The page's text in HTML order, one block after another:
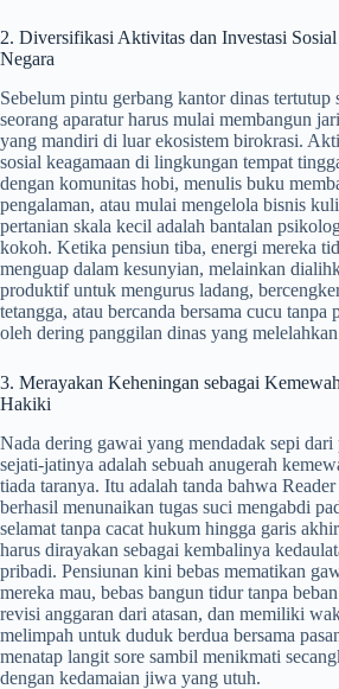
2. Diversifikasi Aktivitas dan Investasi
Negara
Sebelum pintu gerbang kantor dinas tertutup
seorang aparatur harus mulai membangun
yang mandiri di luar ekosistem birokrasi.
sosial keagamaan di lingkungan tempat
dengan komunitas hobi, menulis buku
pengalaman, atau mulai mengelola bisnis
pertanian skala kecil adalah bantalan
kokoh. Ketika pensiun tiba, energi mereka
menguap dalam kesunyian, melainkan
produktif untuk mengurus ladang,
tetangga, atau bercanda bersama cucu tanpa
oleh dering panggilan dinas yang
3. Merayakan Keheningan sebagai
Hakiki
Nada dering gawai yang mendadak sepi
sejati-jatinya adalah sebuah anugerah
tiada taranya. Itu adalah tanda bahwa
berhasil menunaikan tugas suci mengabdi
selamat tanpa cacat hukum hingga garis
harus dirayakan sebagai kembalinya
pribadi. Pensiunan kini bebas mematikan
mereka mau, bebas bangun tidur tanpa
revisi anggaran dari atasan, dan memiliki
melimpah untuk duduk berdua bersama
menatap langit sore sambil menikmati
dengan kedamaian jiwa yang utuh.